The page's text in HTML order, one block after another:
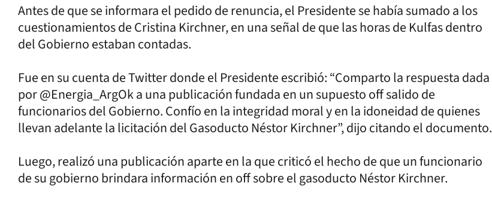
Antes de que se informara el pedido de renuncia, el Presidente se había sumado a los
cuestionamientos de Cristina Kirchner, en una señal de que las horas de Kulfas dentro
del Gobierno estaban contadas.
Fue en su cuenta de Twitter donde el Presidente escribió: “Comparto la respuesta dada
por @Energia_ArgOk a una publicación fundada en un supuesto off salido de
funcionarios del Gobierno. Confío en la integridad moral y en la idoneidad de quienes
llevan adelante la licitación del Gasoducto Néstor Kirchner”, dijo citando el documento.
Luego, realizó una publicación aparte en la que criticó el hecho de que un funcionario
de su gobierno brindara información en off sobre el gasoducto Néstor Kirchner.